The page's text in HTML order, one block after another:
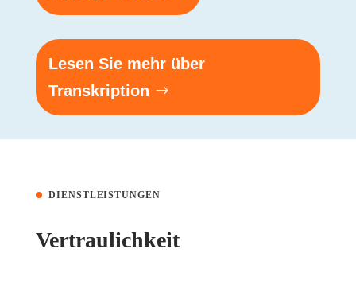
Lesen Sie mehr über
Transkription
DIENSTLEISTUNGEN
Vertraulichkeit